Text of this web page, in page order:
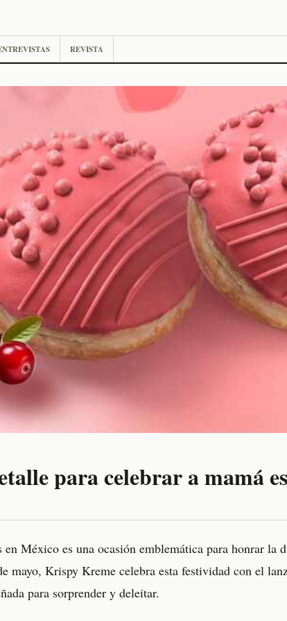
REVISTA
para celebrar a mamá
México es una ocasión emblemática para honrar la
mayo, Krispy Kreme celebra esta festividad con el
para sorprender y deleitar.